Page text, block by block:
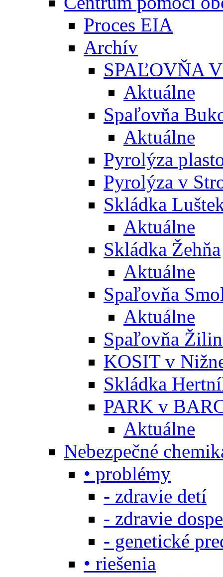
Proces EIA
Archív
SPAĽOVŇA
Aktuálne
Spaľovňa
Aktuálne
Pyrolýza
Pyrolýza v
Skládka
Aktuálne
Skládka Žehňa
Aktuálne
Spaľovňa
Aktuálne
Spaľovňa
KOSIT v
Skládka
PARK v
Aktuálne
Nebezpečné
• problémy
- zdravie detí
- zdravie
- genetické
• riešenia